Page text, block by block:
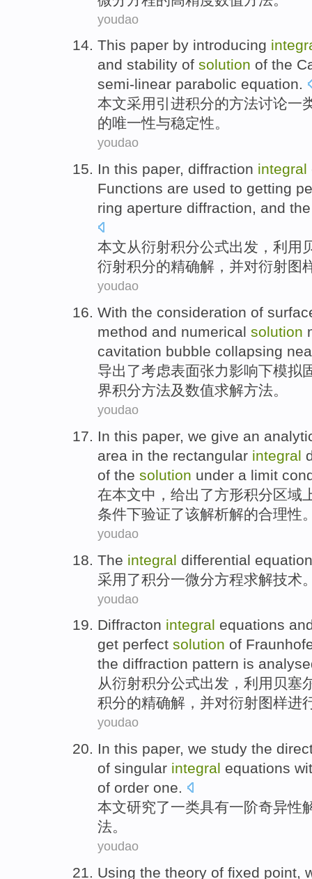
youdao
This paper by introducing
and stability of solution of the
semi-linear parabolic equation.
本文采用引进积分的方法讨论一
的唯一性与稳定性。
youdao
In this paper, diffraction integral
Functions are used to getting
ring aperture diffraction, and the
本文从衍射积分公式出发 ，利用
衍射积分的精确解 ， 并对衍射图
youdao
With the consideration of
method and numerical solution
cavitation bubble collapsing
导出了考虑表面张力影响下模拟
界积分方法及数值求解方法。
youdao
In this paper, we give an
area in the rectangular integral
of the solution under a limit
在本文中， 给出了方形积分区域
条件下验证了该解析解的合理性
youdao
The integral differential equation
采用了积分一微分方程求解技术
youdao
Diffracton integral equations
get perfect solution of
the diffraction pattern is
从衍射积分公式出发 ， 利用贝塞
积分的精确解 ， 并对衍射图样进
youdao
In this paper, we study the
of singular integral equations
of order one.
本文研究了一类具有一阶奇异性
法。
youdao
Using the theory of fixed point,